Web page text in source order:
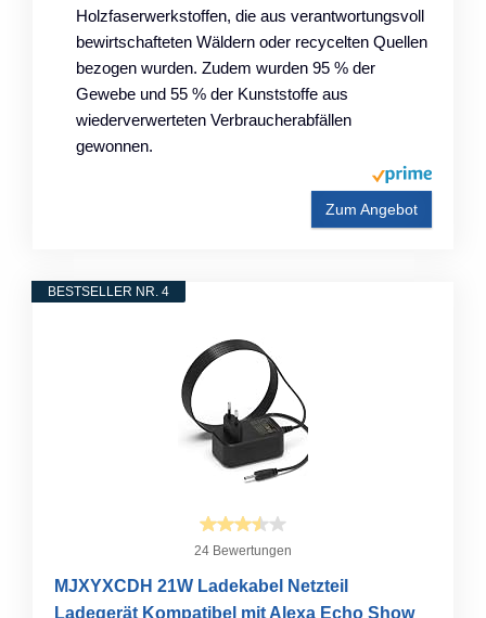
Holzfaserwerkstoffen, die aus verantwortungsvoll
bewirtschafteten Wäldern oder recycelten Quellen
bezogen wurden. Zudem wurden 95 % der
Gewebe und 55 % der Kunststoffe aus
wiederverwerteten Verbraucherabfällen
gewonnen.
Zum Angebot
BESTSELLER NR. 4
24 Bewertungen
MJXYXCDH 21W Ladekabel Netzteil
Ladegerät Kompatibel mit Alexa Echo Show